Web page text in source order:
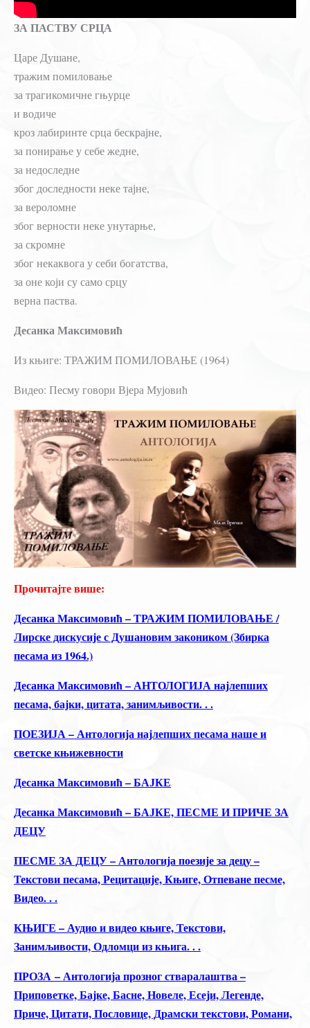
ЗА ПАСТВУ СРЦА
Царе Душане,
тражим помиловање
за трагикомичне гњурце
и водиче
кроз лабиринте срца бескрајне,
за понирање у себе жедне,
за недоследне
због доследности неке тајне,
за вероломне
због верности неке унутарње,
за скромне
због некаквога у себи богатства,
за оне који су само срцу
верна паства.
Десанка Максимовић
Из књиге: ТРАЖИМ ПОМИЛОВАЊЕ (1964)
Видео: Песму говори Вјера Мујовић
Прочитајте више:
Десанка Максимовић – ТРАЖИМ ПОМИЛОВАЊЕ /
Лирске дискусије с Душановим закоником (Збирка
песама из 1964.)
Десанка Максимовић – АНТОЛОГИЈА најлепших
песама, бајки, цитата, занимљивости. . .
ПОЕЗИЈА – Антологија најлепших песама наше и
светске књижевности
Десанка Максимовић – БАЈКЕ
Десанка Максимовић – БАЈКЕ, ПЕСМЕ И ПРИЧЕ ЗА
ДЕЦУ
ПЕСМЕ ЗА ДЕЦУ – Антологија поезије за децу –
Текстови песама, Рецитације, Књиге, Отпеване песме,
Видео. . .
КЊИГЕ – Аудио и видео књиге, Текстови,
Занимљивости, Одломци из књига. . .
ПРОЗА – Антологија прозног стваралаштва –
Приповетке, Бајке, Басне, Новеле, Есеји, Легенде,
Приче, Цитати, Пословице, Драмски текстови, Романи,